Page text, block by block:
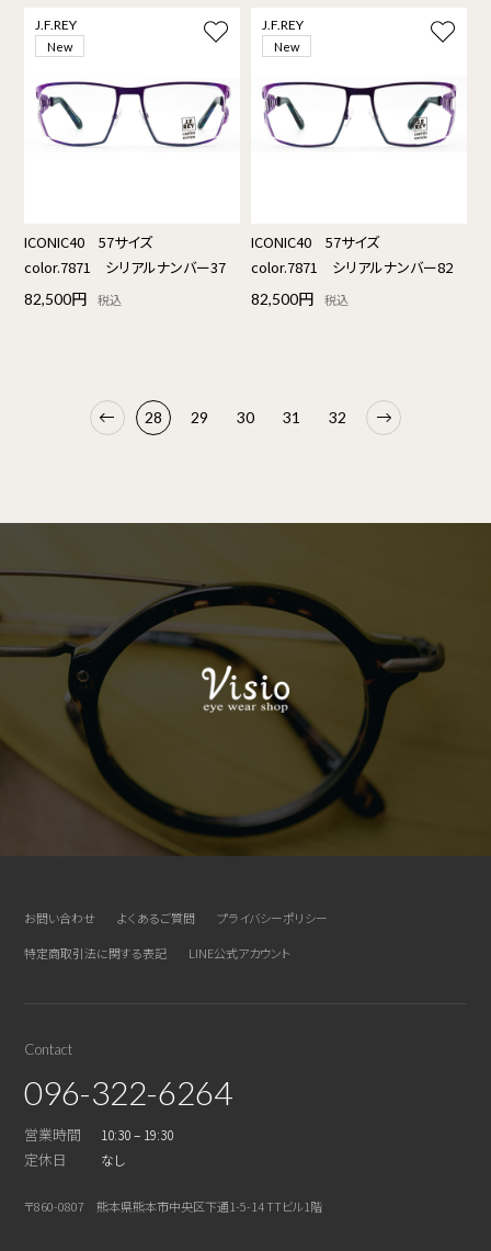
J.F.REY
New
ICONIC40 57サイズ
color.7871 シリアルナンバー37
82,500円 税込
J.F.REY
New
ICONIC40 57サイズ
color.7871 シリアルナンバー82
82,500円 税込
28 29 30 31 32
お問い合わせ よくあるご質問
プライバシーポリシー
特定商取引法に関する表記
LINE公式アカウント
Contact
096-322-6264
営業時間 10:30 – 19:30
定休日 なし
〒860-0807 熊本県熊本市中央区下通1-5-14 TTビル1階